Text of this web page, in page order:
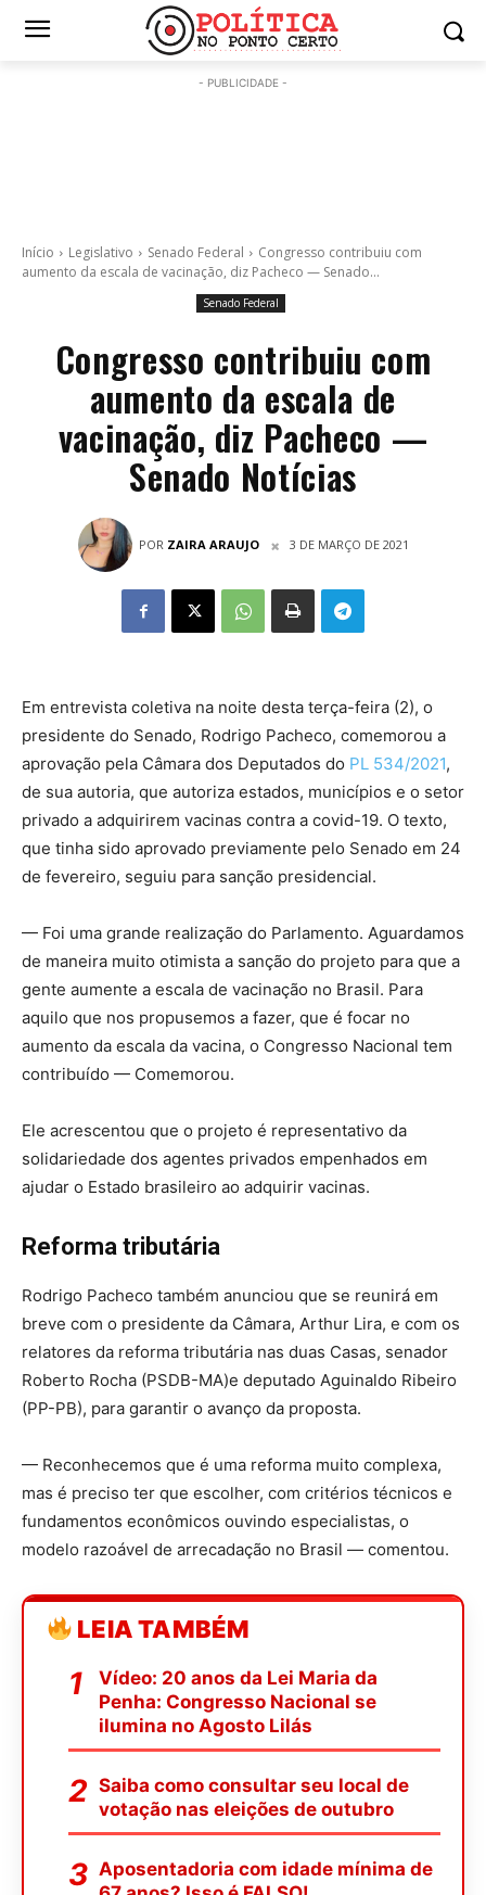
- PUBLICIDADE -
Início Legislativo Senado Federal
Congresso contribuiu com
aumento da escala de vacinação, diz Pacheco — Senado...
Senado Federal
Congresso contribuiu com
aumento da escala de
vacinação, diz Pacheco —
Senado Notícias
POR ZAIRA ARAUJO 3 DE MARÇO DE 2021
Em entrevista coletiva na noite desta terça-feira (2), o
presidente do Senado, Rodrigo Pacheco, comemorou a
aprovação pela Câmara dos Deputados do PL 534/2021,
de sua autoria, que autoriza estados, municípios e o setor
privado a adquirirem vacinas contra a covid-19. O texto,
que tinha sido aprovado previamente pelo Senado em 24
de fevereiro, seguiu para sanção presidencial.
— Foi uma grande realização do Parlamento. Aguardamos
de maneira muito otimista a sanção do projeto para que a
gente aumente a escala de vacinação no Brasil. Para
aquilo que nos propusemos a fazer, que é focar no
aumento da escala da vacina, o Congresso Nacional tem
contribuído — Comemorou.
Ele acrescentou que o projeto é representativo da
solidariedade dos agentes privados empenhados em
ajudar o Estado brasileiro ao adquirir vacinas.
Reforma tributária
Rodrigo Pacheco também anunciou que se reunirá em
breve com o presidente da Câmara, Arthur Lira, e com os
relatores da reforma tributária nas duas Casas, senador
Roberto Rocha (PSDB-MA)e deputado Aguinaldo Ribeiro
(PP-PB), para garantir o avanço da proposta.
— Reconhecemos que é uma reforma muito complexa,
mas é preciso ter que escolher, com critérios técnicos e
fundamentos econômicos ouvindo especialistas, o
modelo razoável de arrecadação no Brasil — comentou.
LEIA TAMBÉM
Vídeo: 20 anos da Lei Maria da
Penha: Congresso Nacional se
ilumina no Agosto Lilás
Saiba como consultar seu local de
votação nas eleições de outubro
Aposentadoria com idade mínima de